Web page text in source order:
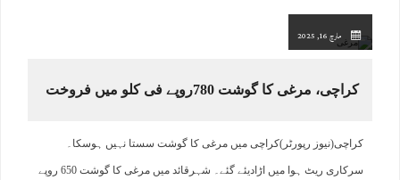
مارچ 16, 2025
کراچی، مرغی کا گوشت 780روپے فی کلو میں فروخت
کراچی(نیوز رپورٹر)کراچی میں مرغی کا گوشت سستا نہیں ہوسکا۔
سرکاری ریٹ ہوا میں اڑادیئے گئے۔ شہرقائد میں مرغی کا گوشت 650 روپے